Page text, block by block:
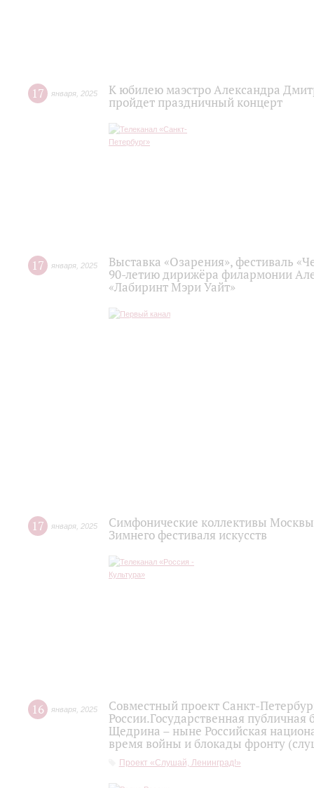
17 января 2025
К юбилею маэстро Александра
пройдет праздничный концерт
17 января 2025
Выставка «Озарения», фестиваль
90-летию дирижёра филармонии
«Лабиринт Мэри Уайт»
17 января 2025
Симфонические коллективы
Зимнего фестиваля искусств
16 января 2025
Совместный проект Санкт-
России.Государственная
Щедрина – ныне Российская
время войны и блокады фронту
Проект «Слушай, Ленинград!»